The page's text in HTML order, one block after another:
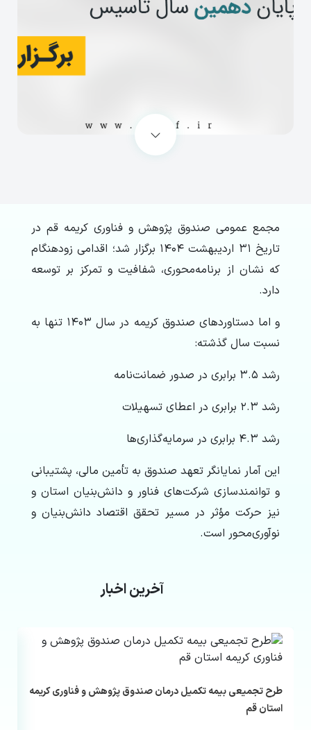
مجمع عمومی صندوق پژوهش و فناوری کریمه قم در
تاریخ ۳۱ اردیبهشت ۱۴۰۴ برگزار شد؛ اقدامی زودهنگام
که نشان از برنامه‌محوری، شفافیت و تمرکز بر توسعه
دارد.
و اما دستاوردهای صندوق کریمه در سال ۱۴۰۳ تنها به
نسبت سال گذشته:
رشد ۳.۵ برابری در صدور ضمانت‌نامه
رشد ۲.۳ برابری در اعطای تسهیلات
رشد ۴.۳ برابری در سرمایه‌گذاری‌ها
این آمار نمایانگر تعهد صندوق به تأمین مالی، پشتیبانی
و توانمندسازی شرکت‌های فناور و دانش‌بنیان استان و
نیز حرکت مؤثر در مسیر تحقق اقتصاد دانش‌بنیان و
نوآوری‌محور است.
آخرین اخبار
طرح تجمیعی بیمه تکمیل درمان صندوق پژوهش و فناوری کریمه
استان قم